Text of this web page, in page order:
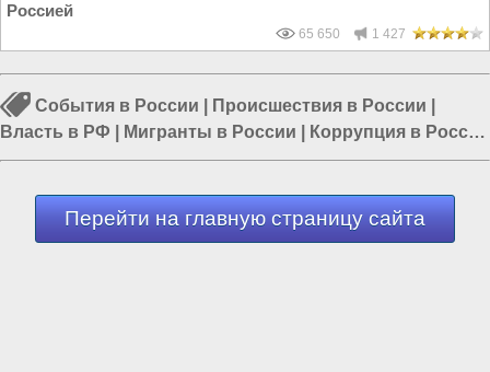
Россией
65 650 1 427
События в России Происшествия в России
Власть в РФ
Мигранты в России
Коррупция в России
|Россия и Евразия|Суды в России
Перейти на главную страницу сайта